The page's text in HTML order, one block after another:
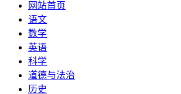
网站首页
语文
数学
英语
科学
道德与法治
历史